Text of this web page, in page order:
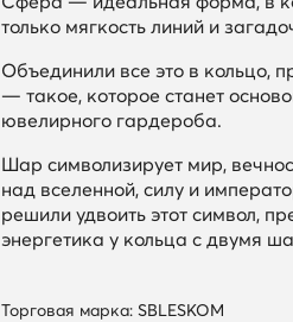
только мягкость линий и
Объединили все это в кольцо,
— такое, которое станет
ювелирного гардероба.
Шар символизирует мир,
над вселенной, силу и
решили удвоить этот символ,
энергетика у кольца с двумя
Торговая марка: SBLESKOM